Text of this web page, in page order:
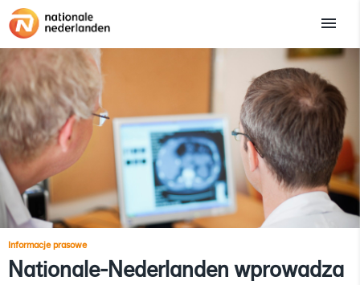
Informacje prasowe
Nationale-Nederlanden wprowadza